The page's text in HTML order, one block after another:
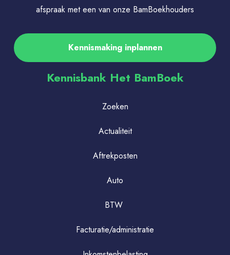
afspraak met een van onze BamBoekhouders
Kennismaking inplannen
Kennisbank Het BamBoek
Zoeken
Actualiteit
Aftrekposten
Auto
BTW
Facturatie/administratie